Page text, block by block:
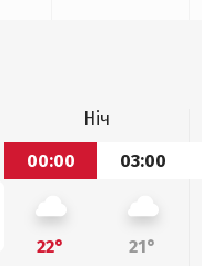
Ніч
00:00
03:00
22° 21°